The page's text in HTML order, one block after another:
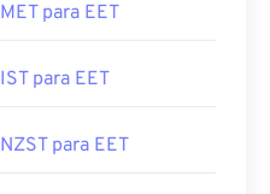
MET para EET
IST para EET
NZST para EET